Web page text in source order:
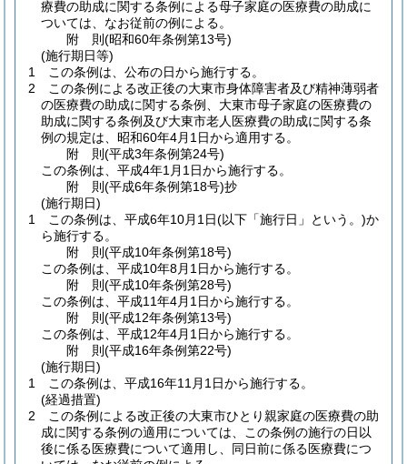
療費の助成に関する条例による母子家庭の医療費の助成に
ついては、なお従前の例による。
附 則(昭和60年条例第13号)
(施行期日等)
1
この条例は、公布の日から施行する。
2
この条例による改正後の大東市身体障害者及び精神薄弱者
の医療費の助成に関する条例、大東市母子家庭の医療費の
助成に関する条例及び大東市老人医療費の助成に関する条
例の規定は、昭和60年4月1日から適用する。
附 則(平成3年条例第24号)
この条例は、平成4年1月1日から施行する。
附 則(平成6年条例第18号)抄
(施行期日)
1
この条例は、平成6年10月1日(以下「施行日」という。)か
ら施行する。
附 則(平成10年条例第18号)
この条例は、平成10年8月1日から施行する。
附 則(平成10年条例第28号)
この条例は、平成11年4月1日から施行する。
附 則(平成12年条例第13号)
この条例は、平成12年4月1日から施行する。
附 則(平成16年条例第22号)
(施行期日)
1
この条例は、平成16年11月1日から施行する。
(経過措置)
2
この条例による改正後の大東市ひとり親家庭の医療費の助
成に関する条例の適用については、この条例の施行の日以
後に係る医療費について適用し、同日前に係る医療費につ